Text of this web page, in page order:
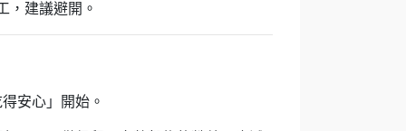
，建議避開。
安心」開始。